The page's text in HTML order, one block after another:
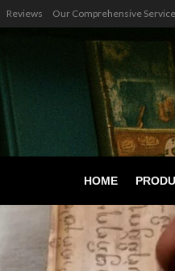
Reviews Our Comprehensive
HOME